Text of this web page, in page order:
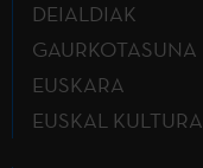
DEIALDIAK
GAURKOTASUNA
EUSKARA
EUSKAL KULTURA